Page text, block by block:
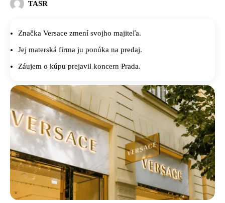
TASR
Značka Versace zmení svojho majiteľa.
Jej materská firma ju ponúka na predaj.
Záujem o kúpu prejavil koncern Prada.